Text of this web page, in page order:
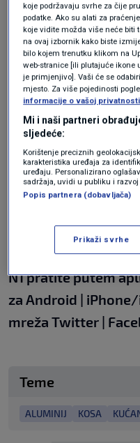
rukama, samo ćete
Kako ukrotiti kosu,
neželjeni učinak
Odgovor je
metal na koji ne
naboji. Protrljajte
pramenova kose i
napetost.
folijom po cijeloj
N1 pratite putem
za Android | iPhone/
mreža Twitter |
Teme
ALUMINIJ KOSA
koje podržavaju svrhe za čije
podatke. Ako su alati za
koje vidite možda više neće biti
na ovaj izbornik kako biste
bilo kojem trenutku klikom na
web-stranice [ili plutajuće ikone
je primjenjivo]. Vaši će se
mjesto. Za više pojedinosti
informacije o vašoj privatnosti
Mi i naši partneri
sljedeće:
Korištenje preciznih
karakteristika uređaja za
uređaju. Personalizirano
sadržaja, uvidi u publiku i
Popis partnera (dobavljača)
Prikaži svrhe